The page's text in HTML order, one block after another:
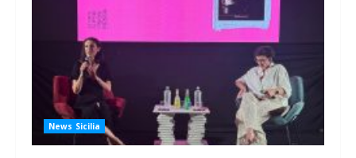
News Sicilia